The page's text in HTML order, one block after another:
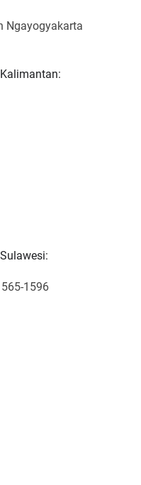
Ngayogyakarta
1596